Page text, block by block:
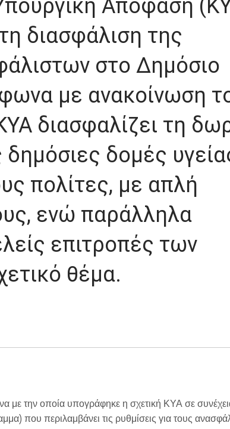
Απόφαση
διασφάλιση της
στο Δημόσιο
με ανακοίνωση
διασφαλίζει τη
δομές
πολίτες, με απλή
ενώ παράλληλα
επιτροπές των
θέμα.
με την οποία υπογράφηκε η σχετική ΚΥΑ σε
που περιλαμβάνει τις ρυθμίσεις για τους